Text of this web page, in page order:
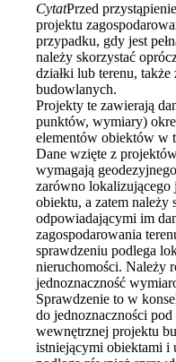
CytatPrzed
projektu
przypadku, gdy jest
należy skorzystać
działki lub terenu,
budowlanych.
Projekty te zawierają
punktów, wymiary)
elementów obiektów w
Dane wzięte z
wymagają
zarówno lokalizującego
obiektu, a zatem należy
odpowiadającymi im
zagospodarowania
sprawdzeniu podlega
nieruchomości. Należy
jednoznaczność
Sprawdzenie to w
do jednoznaczności
wewnętrznej projektu
istniejącymi obiektami i